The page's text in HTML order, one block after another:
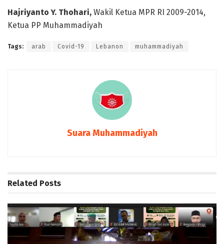
Hajriyanto Y. Thohari, Wakil Ketua MPR RI 2009-2014,
Ketua PP Muhammadiyah
Tags: arab Covid-19 Lebanon muhammadiyah
Suara Muhammadiyah
Related Posts